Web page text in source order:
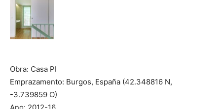
Obra: Casa PI
Emprazamento: Burgos, España (42.348816 N,
-3.739859 O)
Ano: 2012-16